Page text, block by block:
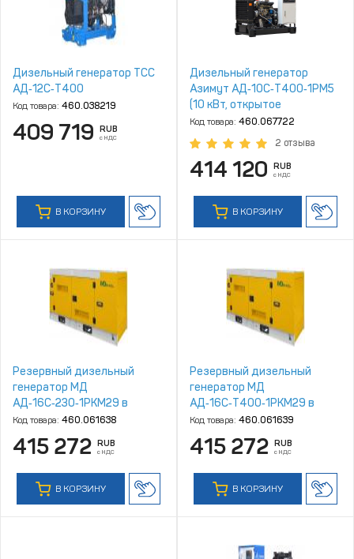
Дизельный генератор ТСС
АД‑12С‑Т400
Код товара: 460.038219
409 719 RUB
с НДС
В КОРЗИНУ
Дизельный генератор
Азимут АД‑10С‑Т400‑1РM5
(10 кВт, открытое
исполнение, двигатель
Quanchai)
Код товара: 460.067722
2 отзыва
414 120 RUB
с НДС
В КОРЗИНУ
Резервный дизельный
генератор МД
АД‑16С‑230‑1РКМ29 в
шумозащитном кожухе
Код товара: 460.061638
415 272 RUB
с НДС
В КОРЗИНУ
Резервный дизельный
генератор МД
АД‑16С‑Т400‑1РКМ29 в
шумозащитном кожухе
Код товара: 460.061639
415 272 RUB
с НДС
В КОРЗИНУ